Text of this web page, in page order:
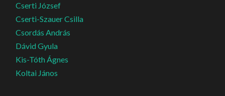
Cserti József
Cserti-Szauer Csilla
Csordás András
Dávid Gyula
Kis-Tóth Ágnes
Koltai János